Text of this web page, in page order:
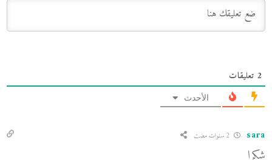
2 تعليقات
الأحدث
sara